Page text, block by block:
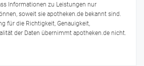
Informationen zu Leistungen nur
soweit sie apotheken.de bekannt sind.
für die Richtigkeit, Genauigkeit,
der Daten übernimmt apotheken.de nicht.